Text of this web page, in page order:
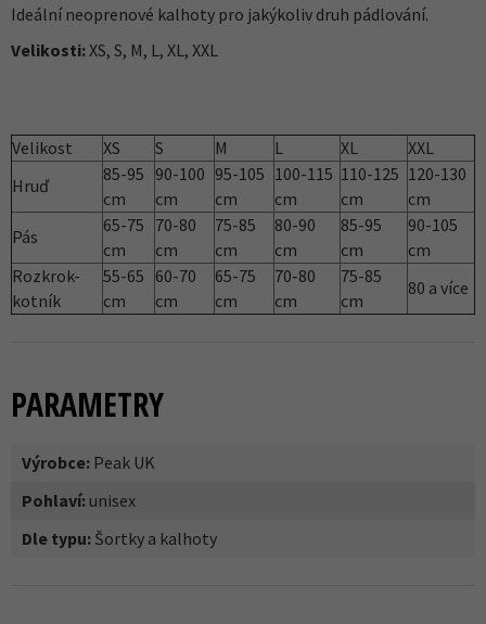
Ideální neoprenové kalhoty pro jakýkoliv druh pádlování.
Velikosti:XS, S, M, L, XL, XXL
Velikost XS S M L XL
XXL
Hruď
85-95
cm
90-100
cm
95-105
cm
100-115
cm
110-125
cm
120-130
cm
Pás
65-75
cm
70-80
cm
75-85
cm
80-90
cm
85-95
cm
90-105
cm
Rozkrok-
kotník
55-65
cm
60-70
cm
65-75
cm
70-80
cm
75-85
cm
80 a více
PARAMETRY
Výrobce: Peak UK
Pohlaví: unisex
Dle typu: Šortky a kalhoty